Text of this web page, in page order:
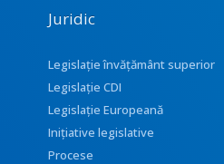
Juridic
Legislație învățământ superior
Legislație CDI
Legislație Europeană
Inițiative legislative
Procese